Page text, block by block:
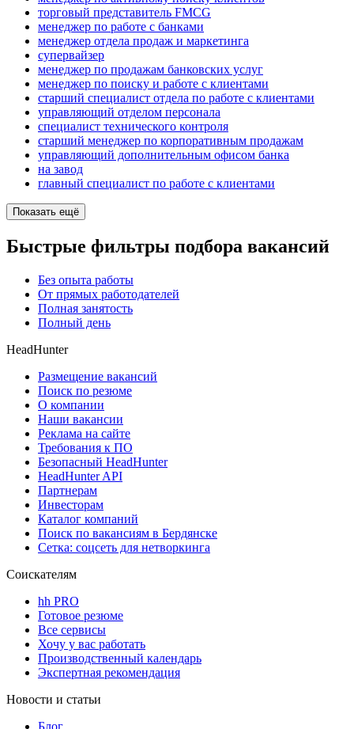
торговый представитель FMCG
менеджер по работе с банками
менеджер отдела продаж и маркетинга
супервайзер
менеджер по продажам банковских услуг
менеджер по поиску и работе с клиентами
старший специалист отдела по работе с клиентами
управляющий отделом персонала
специалист технического контроля
старший менеджер по корпоративным продажам
управляющий дополнительным офисом банка
на завод
главный специалист по работе с клиентами
Показать ещё
Быстрые фильтры подбора вакансий
Без опыта работы
От прямых работодателей
Полная занятость
Полный день
HeadHunter
Размещение вакансий
Поиск по резюме
О компании
Наши вакансии
Реклама на сайте
Требования к ПО
Безопасный HeadHunter
HeadHunter API
Партнерам
Инвесторам
Каталог компаний
Поиск по вакансиям в Бердянске
Сетка: соцсеть для нетворкинга
Соискателям
hh PRO
Готовое резюме
Все сервисы
Хочу у вас работать
Производственный календарь
Экспертная рекомендация
Новости и статьи
Блог